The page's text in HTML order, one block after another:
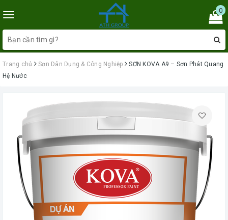
Toggle
navigation
0
Trang chủ Sơn Dân Dụng & Công Nghiệp
SƠN KOVA A9 – Sơn Phát Quang
Hệ Nước